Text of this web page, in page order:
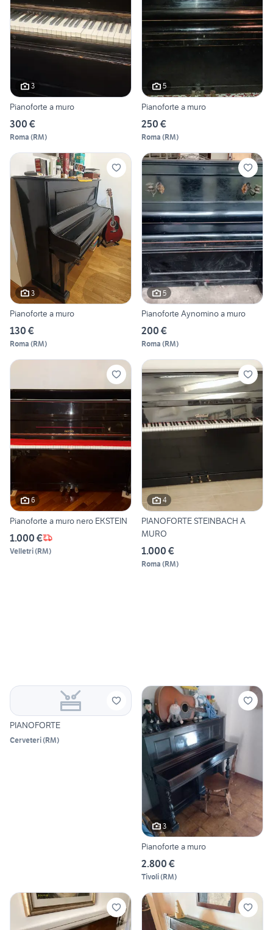
3
Pianoforte a muro
300 €
Roma (RM)
5
Pianoforte a muro
250 €
Roma (RM)
3
Pianoforte a muro
130 €
Roma (RM)
5
Pianoforte Aynomino a muro
200 €
Roma (RM)
6
Pianoforte a muro nero EKSTEIN
1.000 €
Velletri(RM)
4
PIANOFORTE STEINBACH A
MURO
1.000 €
Roma (RM)
PIANOFORTE
Cerveteri(RM)
3
Pianoforte a muro
2.800 €
Tivoli(RM)